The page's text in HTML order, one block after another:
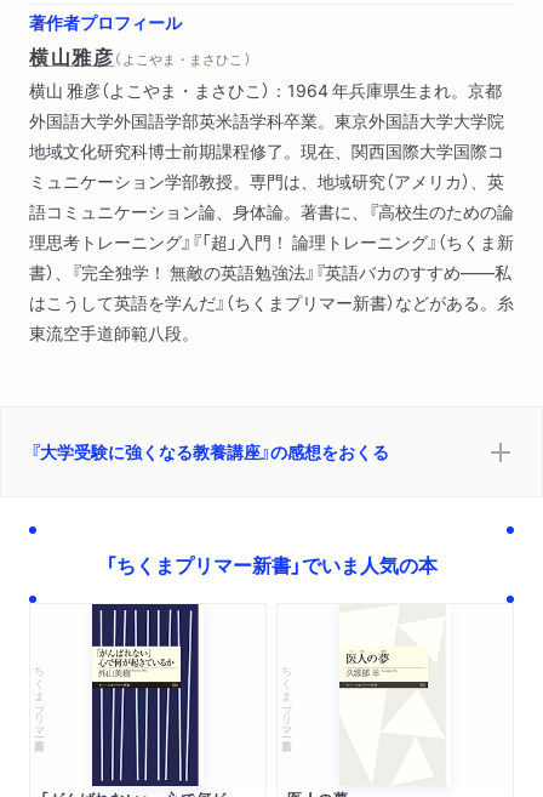
著作者プロフィール
横山雅彦（ よこやま・まさひこ ）
横山 雅彦（よこやま・まさひこ）：1964 年兵庫県生まれ。京都
外国語大学外国語学部英米語学科卒業。東京外国語大学大学院
地域文化研究科博士前期課程修了。現在、関西国際大学国際コ
ミュニケーション学部教授。専門は、地域研究（アメリカ）、英
語コミュニケーション論、身体論。著書に、『高校生のための論
理思考トレーニング』『「超」入門！ 論理トレーニング』（ちくま新
書）、『完全独学！ 無敵の英語勉強法』『英語バカのすすめ――私
はこうして英語を学んだ』（ちくまプリマー新書）などがある。糸
東流空手道師範八段。
『大学受験に強くなる教養講座』の感想をおくる
「ちくまプリマー新書」でいま人気の本
ちくまプリマー新書 ちくまプリマー新書